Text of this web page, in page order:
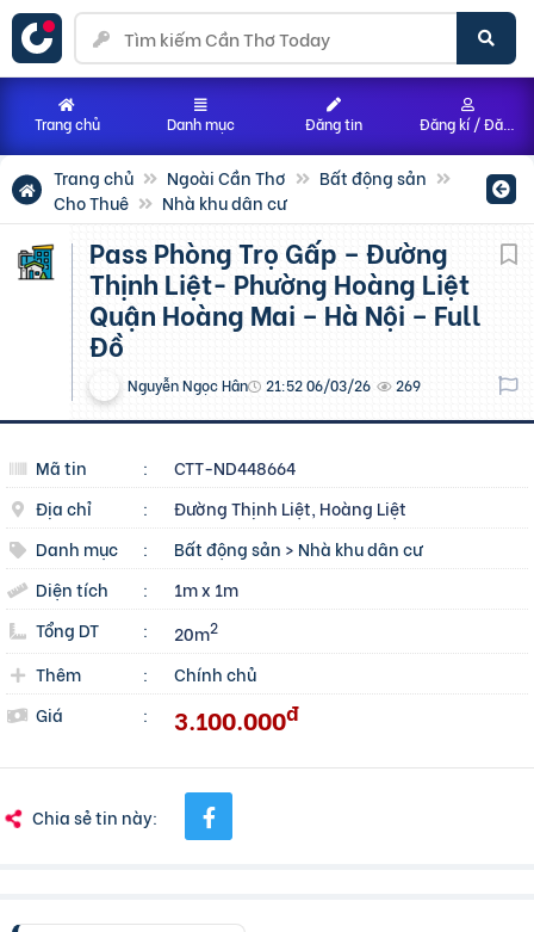
Trang chủ Ngoài Cần Thơ
Bất động sản
Cho Thuê
Nhà khu dân cư
Pass Phòng Trọ Gấp – Đường
Thịnh Liệt- Phường Hoàng Liệt
Quận Hoàng Mai – Hà Nội – Full
Đồ
Nguyễn Ngọc Hân 21:52 06/03/26 269
Mã tin :
CTT-ND448664
Địa chỉ
:
Đường Thịnh Liệt, Hoàng Liệt
Danh mục
: Bất động sản > Nhà khu dân cư
Diện tích
:
1m x 1m
Tổng DT
: 20m2
Thêm :
Chính chủ
Giá
: 3.100.000đ
Chia sẻ tin này:
Trang chủ Danh mục Đăng tin